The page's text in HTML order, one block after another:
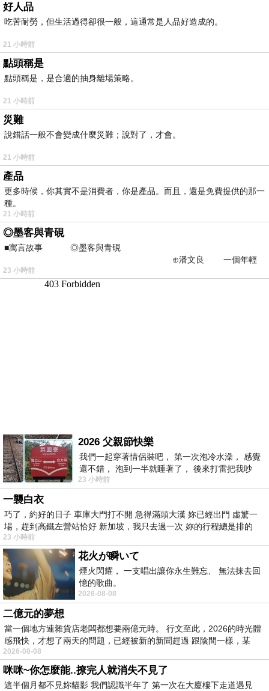
好人品
吃苦耐勞，但生活過得卻很一般，這通常是人品好造成的。
21 小時前
點頭稱是
點頭稱是，是合適的抽身離場策略。
21 小時前
災難
說錯話一般不會變成什麼災難；說對了，才會。
21 小時前
產品
更多時候，你其實不是消費者，你是產品。而且，還是免費提供的那一
種。
21 小時前
◎墨客與青硯
■寓言故事 ◎墨客與青硯
⊕潘文良 一個年輕
的墨客，在京城的古玩肆裡
23 小時前
2026 父親節快樂
我們一起穿著情侶裝吧， 第一次泡冷水澡， 感覺
還不錯， 泡到一半就睡著了， 後來打雷把我吵
醒， 手
23 小時前
一襲白衣
巧了，約好的日子 車庫大門打不開 急得滿頭大漢 妳已經出門 虛驚一
場，趕到高鐵左營站恰好 新加坡，我只去過一次 妳的行程總是排的
23 小時前
花火が瞬いて
煙火閃耀， 一支唱出讓你永生難忘、 無法抹去回
憶的歌曲。
2026-08-08
二億元的夢想
當一個地方連雜貨店老闆都想要兩億元時。 行文至此，2026的時光體
感飛快，才想了兩天的問題，已經被新的新聞趕過 跟陰間一樣，某
2026-08-08
咪咪~你怎麼能..撩完人就消失不見了
這半個月都不見妳貓影 我們認識半年了 第一次在大廈樓下走道遇見